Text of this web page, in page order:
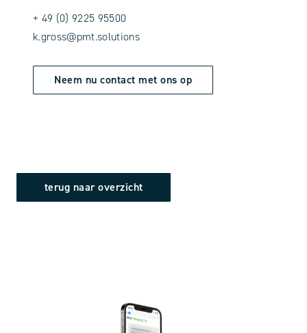
+ 49 (0) 9225 95500
k.gross@pmt.solutions
Neem nu contact met ons op
terug naar overzicht